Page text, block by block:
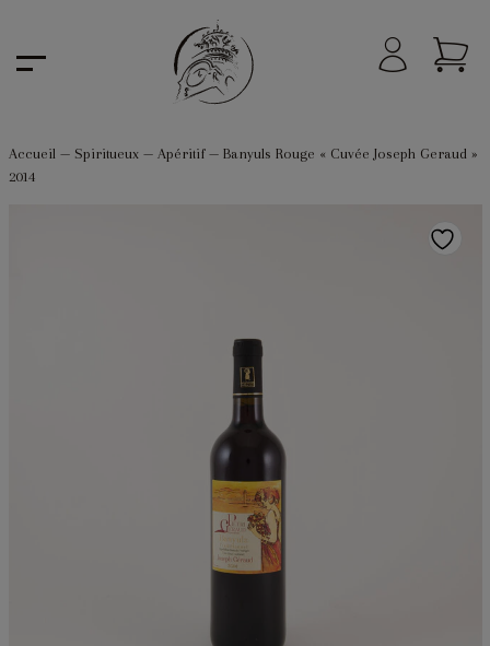
Accueil— Spiritueux— Apéritif— Banyuls Rouge « Cuvée Joseph Geraud »
2014